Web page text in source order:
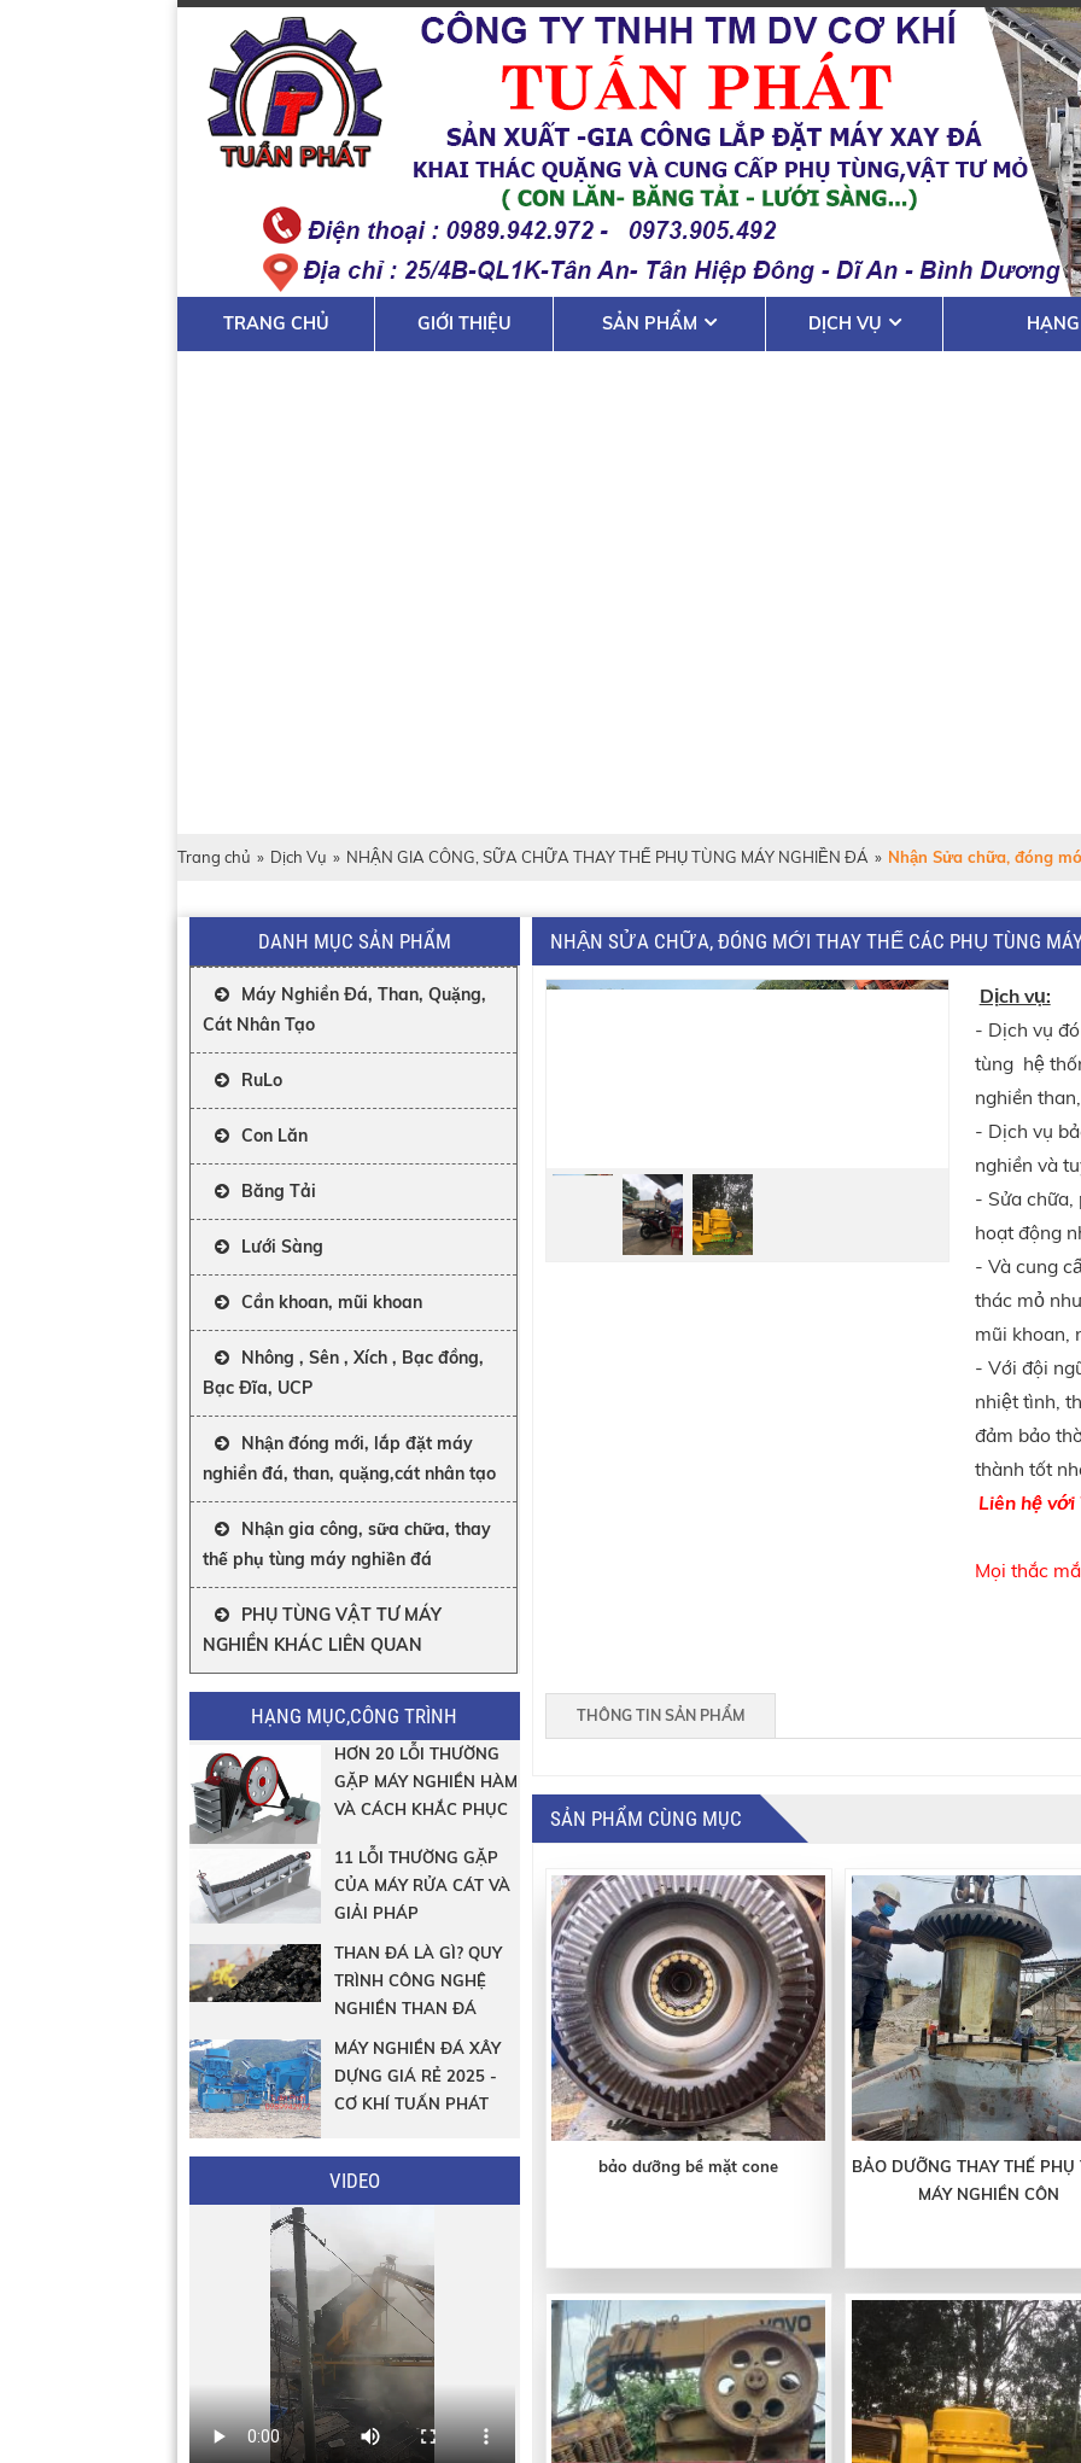
TRANG CHỦ GIỚI THIỆU SẢN PHẨM DỊCH VỤ
Trang chủ » Dịch Vụ » NHẬN GIA CÔNG, SỮA CHỮA THAY THẾ PHỤ TÙNG MÁY NGHIỀN ĐÁ » Nhận Sửa chữa, đóng
DANH MỤC SẢN PHẨM
Máy Nghiền Đá, Than, Quặng,
Cát Nhân Tạo
RuLo
Con Lăn
Băng Tải
Lưới Sàng
Cần khoan, mũi khoan
Nhông , Sên , Xích , Bạc đồng,
Bạc Đĩa, UCP
Nhận đóng mới, lắp đặt máy
nghiền đá, than, quặng,cát nhân tạo
Nhận gia công, sữa chữa, thay
thế phụ tùng máy nghiền đá
PHỤ TÙNG VẬT TƯ MÁY
NGHIỀN KHÁC LIÊN QUAN
HẠNG MỤC,CÔNG TRÌNH
HƠN 20 LỖI THƯỜNG
GẶP MÁY NGHIỀN HÀM
VÀ CÁCH KHẮC PHỤC
11 LỖI THƯỜNG GẶP
CỦA MÁY RỬA CÁT VÀ
GIẢI PHÁP
THAN ĐÁ LÀ GÌ? QUY
TRÌNH CÔNG NGHỆ
NGHIỀN THAN ĐÁ
MÁY NGHIỀN ĐÁ XÂY
DỰNG GIÁ RẺ 2025 -
CƠ KHÍ TUẤN PHÁT
VIDEO
NHẬN SỬA CHỮA, ĐÓNG MỚI THAY THẾ CÁC PHỤ TÙNG
Dịch vụ:
- Dịch vụ
tùng hệ
nghiền
- Dịch vụ
nghiền và
- Sửa chữa,
hoạt động
- Và cung
thác mỏ
mũi khoan,
- Với đội
nhiệt tình,
đảm bảo
thành tốt
Liên hệ
Mọi thắc
THÔNG TIN SẢN PHẨM
SẢN PHẨM CÙNG MỤC
bảo dưỡng bề mặt cone
BẢO DƯỠNG THAY THẾ PHỤ
MÁY NGHIỀN CÔN